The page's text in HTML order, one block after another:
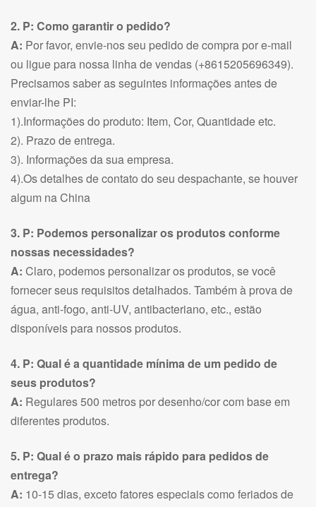
2. P: Como garantir o pedido?
A: Por favor, envie-nos seu pedido de compra por e-mail
ou ligue para nossa linha de vendas (+8615205696349).
Precisamos saber as seguintes informações antes de
enviar-lhe PI:
1).Informações do produto: Item, Cor, Quantidade etc.
2). Prazo de entrega.
3). Informações da sua empresa.
4).Os detalhes de contato do seu despachante, se houver
algum na China
3. P: Podemos personalizar os produtos conforme
nossas necessidades?
A: Claro, podemos personalizar os produtos, se você
fornecer seus requisitos detalhados. Também à prova de
água, anti-fogo, anti-UV, antibacteriano, etc., estão
disponíveis para nossos produtos.
4. P: Qual é a quantidade mínima de um pedido de
seus produtos?
A: Regulares 500 metros por desenho/cor com base em
diferentes produtos.
5. P: Qual é o prazo mais rápido para pedidos de
entrega?
A: 10-15 dias, exceto fatores especiais como feriados de